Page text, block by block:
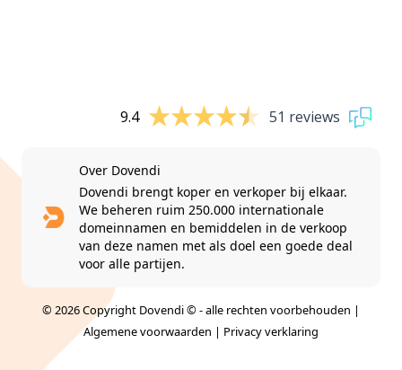
9.4 51 reviews
Over Dovendi
Dovendi brengt koper en verkoper bij elkaar.
We beheren ruim 250.000 internationale
domeinnamen en bemiddelen in de verkoop
van deze namen met als doel een goede deal
voor alle partijen.
© 2026 Copyright Dovendi © - alle rechten voorbehouden |
Algemene voorwaarden | Privacy verklaring